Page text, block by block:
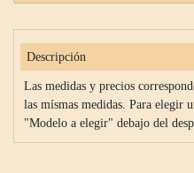
Descripción
Las medidas y precios
las mísmas medidas. Para elegir
"Modelo a elegir" debajo del